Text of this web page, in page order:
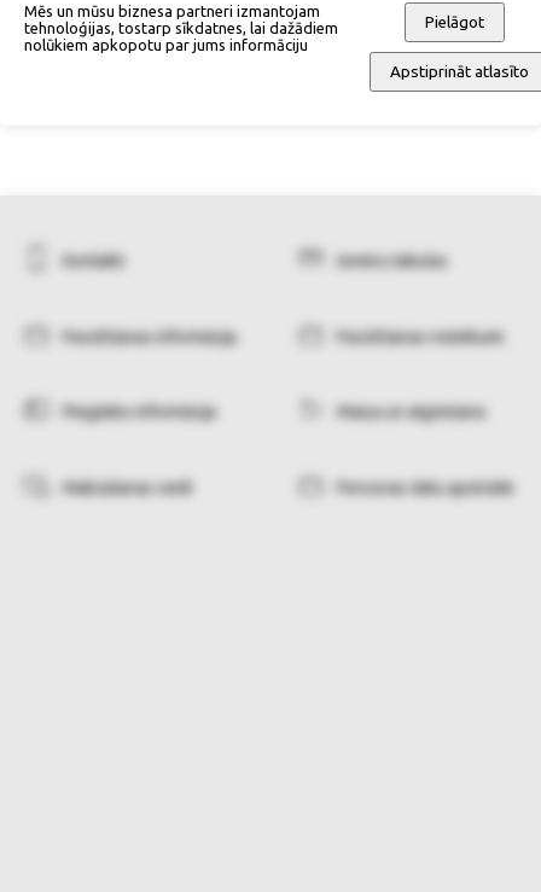
Mākslīgs augs glāzē (3-daļīgs
komplekts)
Kontakti Izmēru tabulas
Pasūtīšanas informācija Pasūtīšanas noteikumi
Piegādes informācija Maiņa un atgriešana
Maksāšanas veidi Personas datu apstrāde
Mēs un mūsu biznesa partneri izmantojam
tehnoloģijas, tostarp sīkdatnes, lai dažādiem
nolūkiem apkopotu par jums informāciju
Pielāgot
Apstiprināt atlasīto